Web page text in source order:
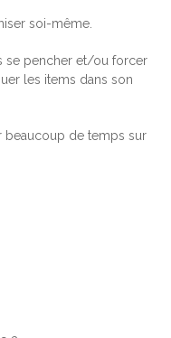
soi-même.
se pencher et/ou forcer
les items dans son
beaucoup de temps sur